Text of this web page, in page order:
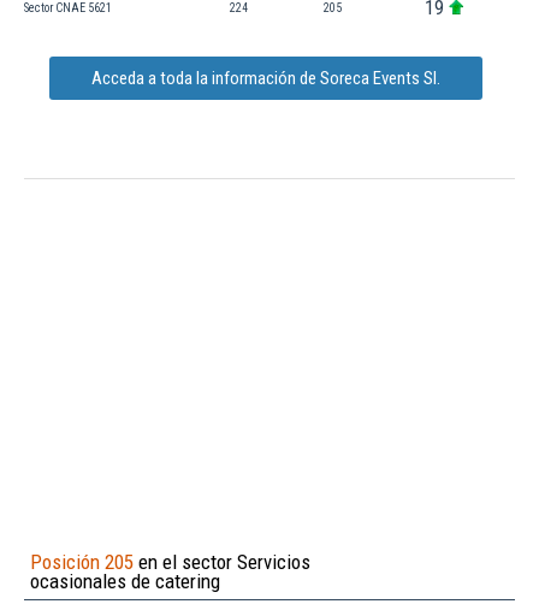
Sector CNAE 5621 224 205 19
Acceda a toda la información de Soreca Events Sl.
Posición 205 en el sector Servicios
ocasionales de catering